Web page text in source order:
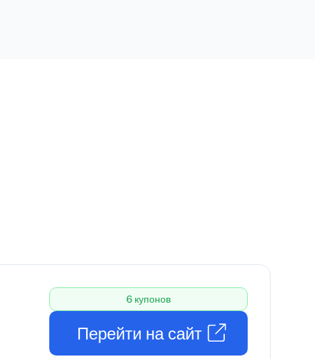
6 купонов
Перейти на сайт